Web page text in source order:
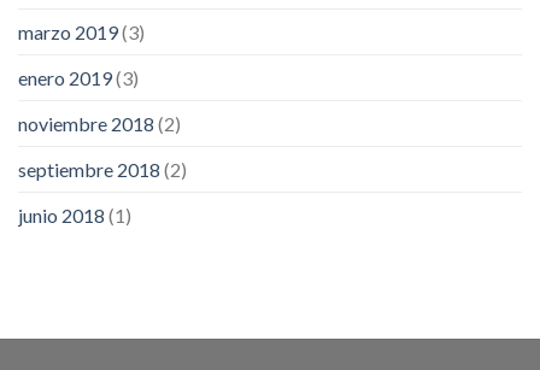
marzo 2019(3)
enero 2019(3)
noviembre 2018 (2)
septiembre 2018 (2)
junio 2018 (1)